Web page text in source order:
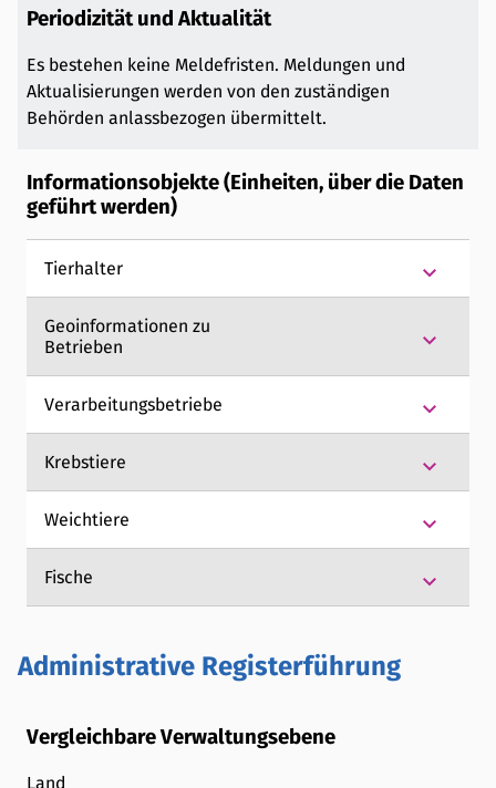
Periodizität und Aktualität
Es bestehen keine Meldefristen. Meldungen und
Aktualisierungen werden von den zuständigen
Behörden anlassbezogen übermittelt.
Informationsobjekte (Einheiten, über die Daten
geführt werden)
Tierhalter keyboard_arrow_down
Geoinformationen zu
Betrieben
keyboard_arrow_down
Verarbeitungsbetriebe keyboard_arrow_down
Krebstiere keyboard_arrow_down
Weichtiere keyboard_arrow_down
Fische keyboard_arrow_down
Administrative Registerführung
Vergleichbare Verwaltungsebene
Land